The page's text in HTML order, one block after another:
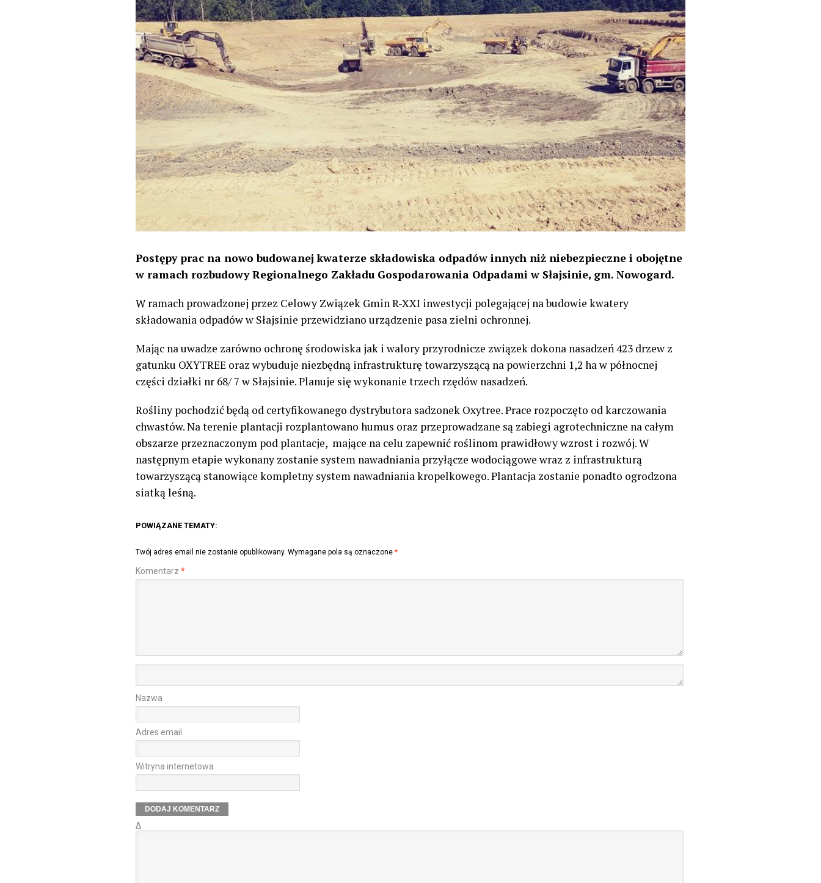
Postępy prac na nowo budowanej kwaterze składowiska odpadów innych niż niebezpieczne i obojętne
w ramach rozbudowy Regionalnego Zakładu Gospodarowania Odpadami w Słajsinie, gm. Nowogard.
W ramach prowadzonej przez Celowy Związek Gmin R-XXI inwestycji polegającej na budowie kwatery
składowania odpadów w Słajsinie przewidziano urządzenie pasa zielni ochronnej.
Mając na uwadze zarówno ochronę środowiska jak i walory przyrodnicze związek dokona nasadzeń 423 drzew z
gatunku OXYTREE oraz wybuduje niezbędną infrastrukturę towarzyszącą na powierzchni 1,2 ha w północnej
części działki nr 68/ 7 w Słajsinie. Planuje się wykonanie trzech rzędów nasadzeń.
Rośliny pochodzić będą od certyfikowanego dystrybutora sadzonek Oxytree. Prace rozpoczęto od karczowania
chwastów. Na terenie plantacji rozplantowano humus oraz przeprowadzane są zabiegi agrotechniczne na całym
obszarze przeznaczonym pod plantacje, mające na celu zapewnić roślinom prawidłowy wzrost i rozwój. W
następnym etapie wykonany zostanie system nawadniania przyłącze wodociągowe wraz z infrastrukturą
towarzyszącą stanowiące kompletny system nawadniania kropelkowego. Plantacja zostanie ponadto ogrodzona
siatką leśną.
POWIĄZANE TEMATY:
Twój adres email nie zostanie opublikowany. Wymagane pola są oznaczone *
Komentarz *
Nazwa
Adres email
Witryna internetowa
Δ